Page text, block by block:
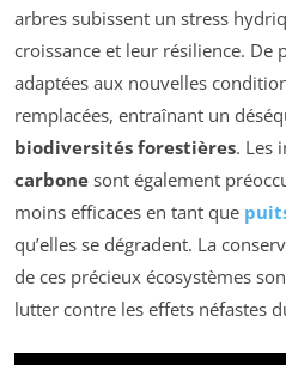
arbres subissent un stress
croissance et leur résilience. De
adaptées aux nouvelles
remplacées, entraînant un
biodiversités forestières. Les
carbone sont également
moins efficaces en tant que
qu’elles se dégradent. La
de ces précieux écosystèmes
lutter contre les effets néfastes